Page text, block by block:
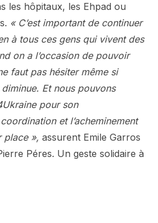
les hôpitaux, les Ehpad ou
« C’est important de continuer
à tous ces gens qui vivent des
on a l’occasion de pouvoir
faut pas hésiter même si
Et nous pouvons
pour son
et l’acheminement
place », assurent Emile Garros
Péres. Un geste solidaire à